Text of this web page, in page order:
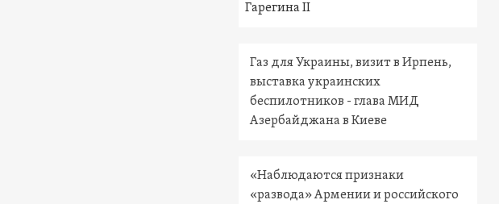
Гарегина II
Газ для Украины, визит в Ирпень,
выставка украинских
беспилотников - глава МИД
Азербайджана в Киеве
«Наблюдаются признаки
«развода» Армении и российского